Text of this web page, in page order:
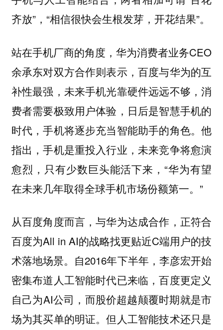
齐放”，“相信很快会生根发芽，开花结果”。
站在手机厂商的角度，华为消费者业务CEO
余承东对双方合作则表示，百度与华为的互
补性最强，未来手机光靠硬件远远不够，消
费者需要极致用户体验，日后是智慧手机的
时代，手机将逐步充当智能助手的角色。他
指出，手机是重投入行业，未来竞争将愈演
愈烈，只有少数巨头能活下来，“华为有望
在未来几年取得全球手机市场份额第一。”
从百度角度而言，与华为达成合作，正符合
百度为All in AI的战略找更贴近C端用户的技
术落地场景。自2016年下半年，李彦宏开始
密集布道人工智能时代已来临，百度更定义
自己为AI公司，而股价超越颠覆时期就是市
场为其买单的明证。但人工智能技术还只是